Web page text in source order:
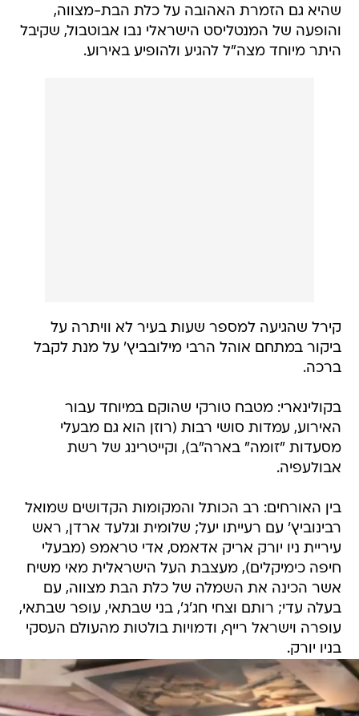
שהיא גם הזמרת האהובה על כלת הבת-מצווה,
והופעה של המנטליסט הישראלי נבו אבוטבול, שקיבל
היתר מיוחד מצה"ל להגיע ולהופיע באירוע.
קירל שהגיעה למספר שעות בעיר לא וויתרה על
ביקור במתחם אוהל הרבי מילובביץ' על מנת לקבל
ברכה.
בקולינארי: מטבח טורקי שהוקם במיוחד עבור
האירוע, עמדות סושי רבות (רוזן הוא גם מבעלי
מסעדות "זומה" בארה"ב), וקייטרינג של רשת
אבולעפיה.
בין האורחים: רב הכותל והמקומות הקדושים שמואל
רבינוביץ' עם רעייתו יעל; שלומית וגלעד ארדן, ראש
עיריית ניו יורק אריק אדאמס, אדי טראמפ (מבעלי
חיפה כימיקלים), מעצבת העל הישראלית מאי משיח
אשר הכינה את השמלה של כלת הבת מצווה, עם
בעלה עדי; רותם וצחי חג'ג', בני שבתאי, עופר שבתאי,
עופרה וישראל רייף, ודמויות בולטות מהעולם העסקי
בניו יורק.